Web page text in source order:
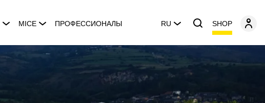
MICE ПРОФЕССИОНАЛЫ RU SHOP